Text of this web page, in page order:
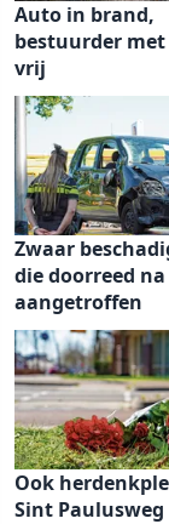
Auto in brand,
bestuurder
vrij
Zwaar
die doorreed
aangetroffen
Ook
Sint Paulusweg